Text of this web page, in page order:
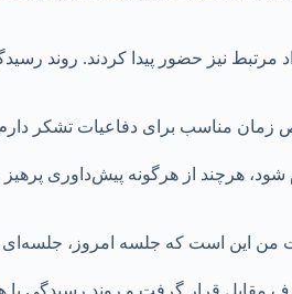
نیز حضور پیدا کردند. روند
زمان مناسب برای دفاعیات تشکر
هرچند از هرگونه پیش‌داوری
من این است که جلسه امروز، جلسه‌ای
مقابل قرار گرفت و روند رسیدگی